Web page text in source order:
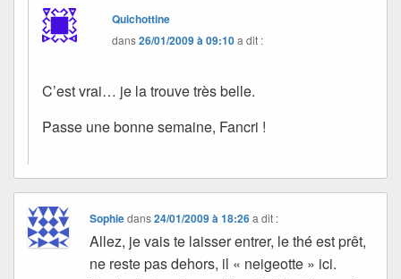
Quichottine
dans26/01/2009 à 09:10a dit :
C’est vrai… je la trouve très belle.
Passe une bonne semaine, Fancri !
Sophiedans24/01/2009 à 18:26 a dit :
Allez, je vais te laisser entrer, le thé est prêt,
ne reste pas dehors, il « neigeotte » ici.